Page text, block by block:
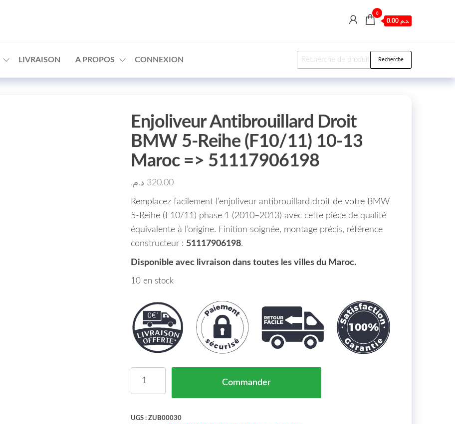
0
0.00 د.م.
LIVRAISON A PROPOS CONNEXION Recherche pour : Recherche
Enjoliveur Antibrouillard Droit
BMW 5-Reihe (F10/11) 10-13
Maroc => 51117906198
320.00 د.م.
Remplacez facilement l’enjoliveur antibrouillard droit de votre BMW
5-Reihe (F10/11) phase 1 (2010–2013) avec cette pièce de qualité
équivalente à l’origine. Finition soignée, montage précis, référence
constructeur : 51117906198.
Disponible avec livraison dans toutes les villes du Maroc.
10 en stock
Commander
UGS : ZUB00030